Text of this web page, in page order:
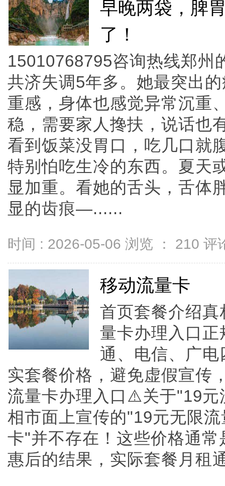
早晚两袋，脾
了！
15010768795咨询热线郑州
共济失调5年多。她最突出
重感，身体也感觉异常沉重
稳，需要家人搀扶，说话也
看到饭菜没胃口，吃几口就
特别怕吃生冷的东西。夏天
显加重。看她的舌头，舌体
显的齿痕—......
时间 : 2026-05-06 浏览 ： 210 评
移动流量卡
首页套餐介绍
量卡办理入口
通、电信、广
实套餐价格，避免虚假宣传
流量卡办理入口⚠️关于"19
相市面上宣传的"19元无限
卡"并不存在！这些价格通
惠后的结果，实际套餐月租